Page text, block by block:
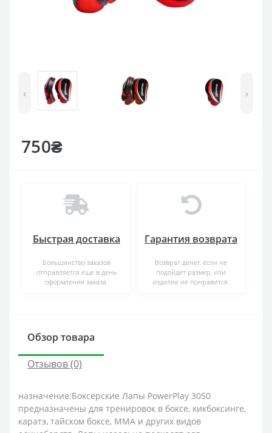
‹ ›
750₴
Быстрая доставка
Большинство заказов
отправляется еще в день
оформления заказа.
Гарантия возврата
Возврат денег, если не
подойдет размер, или
изделие не понравится.
Обзор товара
Отзывов (0)
назначение:Боксерские Лапы PowerPlay 3050
предназначены для тренировок в боксе, кикбоксинге,
каратэ, тайском боксе, MMA и других видов